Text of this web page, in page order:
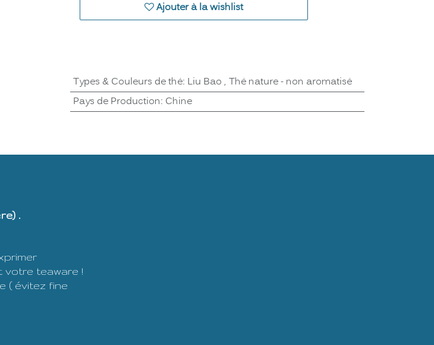
Ajouter à la wishlist
Types & Couleurs de thé: Liu Bao , Thé nature - non aromatisé
Pays de Production: Chine
.
votre teaware !
( évitez fine